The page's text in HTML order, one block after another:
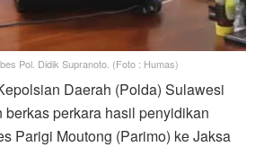
Pol. Didik Supranoto. (Foto : Humas)
Daerah (Polda) Sulawesi
berkas perkara hasil penyidikan
Parigi Moutong (Parimo) ke Jaksa